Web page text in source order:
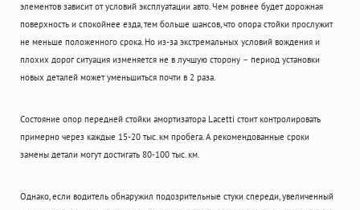
элементов зависит от условий эксплуатации авто. Чем ровнее будет дорожная
поверхность и спокойнее езда, тем больше шансов, что опора стойки прослужит
не меньше положенного срока. Но из-за экстремальных условий вождения и
плохих дорог ситуация изменяется не в лучшую сторону – период установки
новых деталей может уменьшиться почти в 2 раза.
Состояние опор передней стойки амортизатора Lacetti стоит контролировать
примерно через каждые 15-20 тыс. км пробега. А рекомендованные сроки
замены детали могут достигать 80-100 тыс. км.
Однако, если водитель обнаружил подозрительные стуки спереди, увеличенный